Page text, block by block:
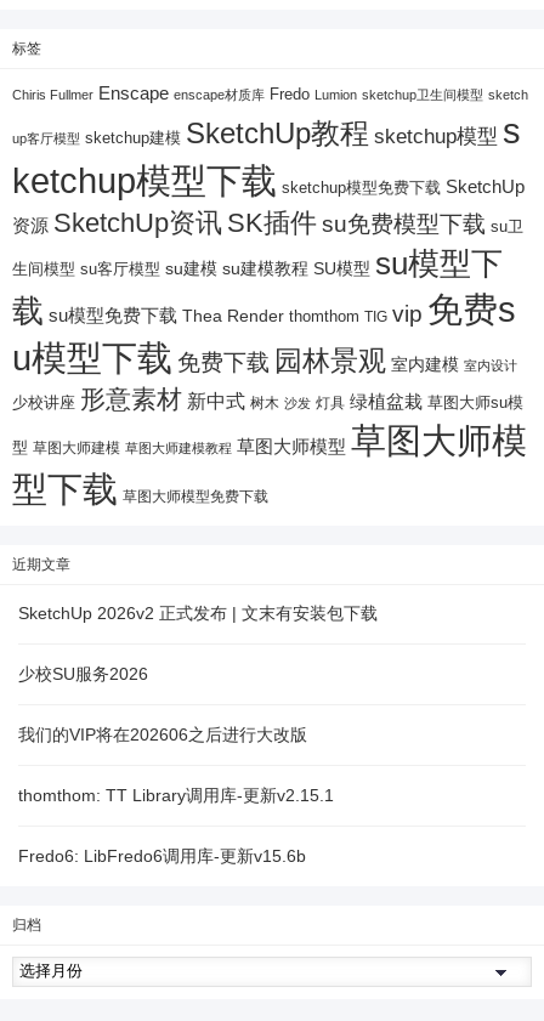
标签
Chiris Fullmer Enscape enscape材质库 Fredo Lumion sketchup卫生间模型 sketch
up客厅模型 sketchup建模 SketchUp教程 sketchup模型 s
ketchup模型下载 sketchup模型免费下载 SketchUp
资源 SketchUp资讯 SK插件su免费模型下载 su卫
生间模型 su客厅模型 su建模 su建模教程 SU模型 su模型下
载 su模型免费下载 Thea Render thomthom TIG vip 免费s
u模型下载 免费下载 园林景观 室内建模 室内设计
少校讲座 形意素材 新中式 树木 沙发 灯具 绿植盆栽 草图大师su模
型 草图大师建模 草图大师建模教程 草图大师模型 草图大师模
型下载 草图大师模型免费下载
近期文章
SketchUp 2026v2 正式发布 | 文末有安装包下载
少校SU服务2026
我们的VIP将在202606之后进行大改版
thomthom: TT Library调用库-更新v2.15.1
Fredo6: LibFredo6调用库-更新v15.6b
归档